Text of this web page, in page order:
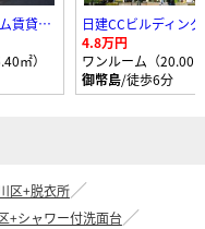
塚本のワンルーム賃貸マンション
㎡）
日建CCビルディング
4.8万円
ワンルーム（20.00
御幣島/徒歩6分
区+脱衣所
+シャワー付洗面台